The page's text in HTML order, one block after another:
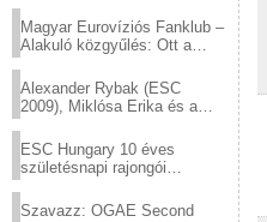
Magyar Eurovíziós Fanklub –
Alakuló közgyűlés: Ott a
Alexander Rybak (ESC
2009), Miklósa Erika és a
sztárjai a Margitszigeten
ESC Hungary 10 éves
születésnapi rajongói
Szavazz: OGAE Second